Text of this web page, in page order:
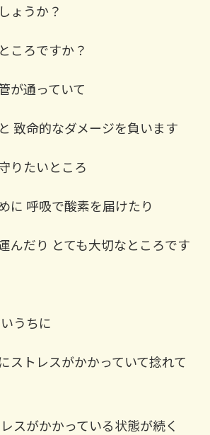
ょうか？
ころですか？
が通っていて
致命的なダメージを負います
りたいところ
に 呼吸で酸素を届けたり
んだり とても大切なところです
うちに
ストレスがかかっていて捻れて
スがかかっている状態が続く